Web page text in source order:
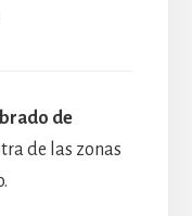
de
de las zonas